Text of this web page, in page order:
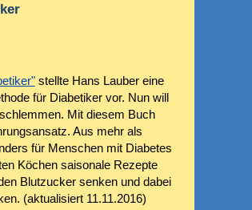
stellte Hans Lauber eine
für Diabetiker vor. Nun will
Mit diesem Buch
Aus mehr als
für Menschen mit Diabetes
Köchen saisonale Rezepte
Blutzucker senken und dabei
(aktualisiert 11.11.2016)